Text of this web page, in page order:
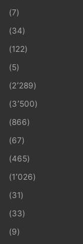
(7)
(34)
(122)
(5)
(2٬289)
(3٬500)
(866)
(67)
(465)
(1٬026)
(31)
(33)
(9)